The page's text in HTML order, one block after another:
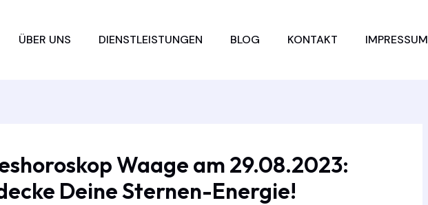
ÜBER UNS DIENSTLEISTUNGEN BLOG KONTAKT IMPRESSUM
Waage am 29.08.2023:
Deine Sternen-Energie!